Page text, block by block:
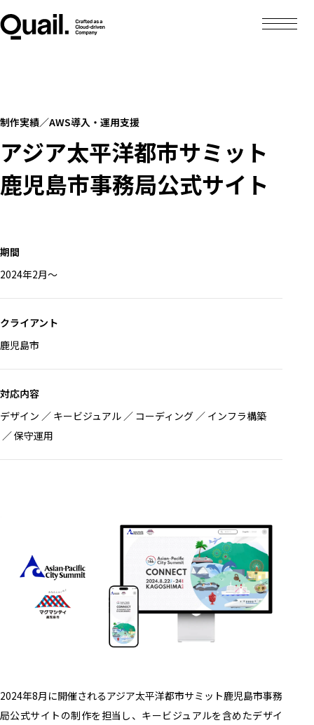
制作実績／AWS導入・運用支援
アジア太平洋都市サミット
鹿児島市事務局公式サイト
期間
2024年2月〜
クライアント
鹿児島市
対応内容
デザイン
キービジュアル コーディング
インフラ構築
保守運用
2024年8月に開催されるアジア太平洋都市サミット鹿児島市事務
局公式サイトの制作を担当し、キービジュアルを含めたデザイ